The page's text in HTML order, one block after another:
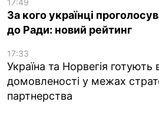
За кого українці
до Ради: новий рейтинг
17:33
Україна та Норвегія готують
домовленості у межах
партнерства